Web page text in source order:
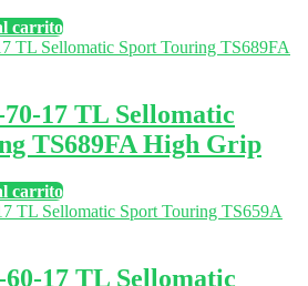
carrito
17 TL Sellomatic
TS689FA High Grip
carrito
17 TL Sellomatic